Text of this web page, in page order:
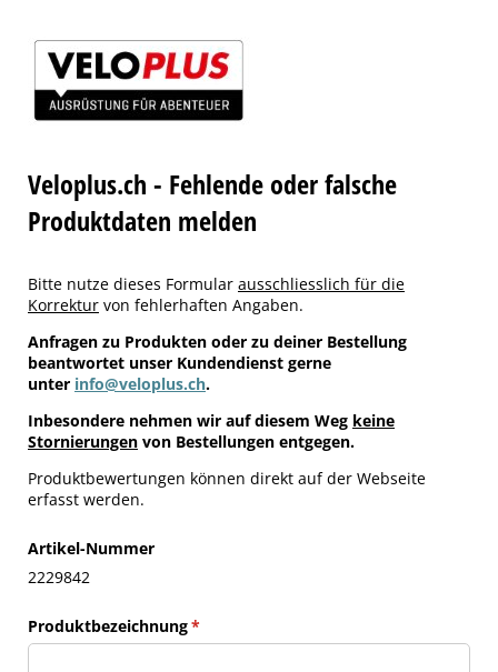
Veloplus.ch - Fehlende oder falsche
Produktdaten melden
Bitte nutze dieses Formular ausschliesslich für die
Korrektur von fehlerhaften Angaben.
Anfragen zu Produkten oder zu deiner Bestellung
beantwortet unser Kundendienst gerne
unter info@veloplus.ch.
Inbesondere nehmen wir auf diesem Weg keine
Stornierungen von Bestellungen entgegen.
Produktbewertungen können direkt auf der Webseite
erfasst werden.
Artikel-Nummer
2229842
Produktbezeichnung*
(erforderlich)